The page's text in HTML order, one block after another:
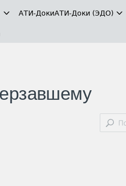
АТИ-ДокиАТИ-Доки (ЭДО)